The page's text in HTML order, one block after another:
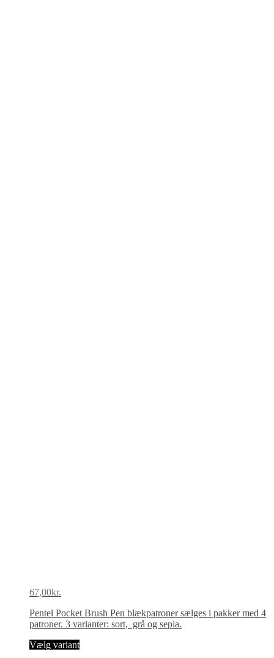
67,00kr.
Pentel Pocket Brush Pen blækpatroner sælges i pakker med 4
patroner. 3 varianter: sort, grå og sepia.
Vælg variantDette